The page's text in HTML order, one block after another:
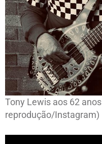
Tony Lewis aos 62
reprodução/Instagram)